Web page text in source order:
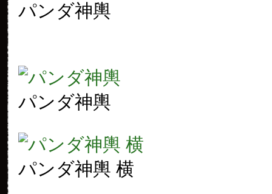
パンダ神輿
パンダ神輿
パンダ神輿 横